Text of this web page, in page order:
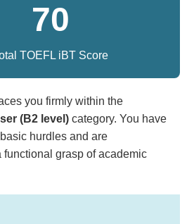
70
TOEFL iBT Score
you firmly within the
(B2 level) category. You have
hurdles and are
functional grasp of academic